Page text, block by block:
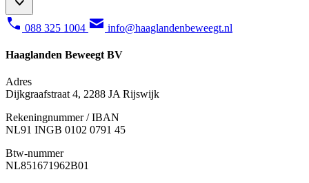
088 325 1004 info@haaglandenbeweegt.nl
Haaglanden Beweegt BV
Adres
Dijkgraafstraat 4, 2288 JA Rijswijk
Rekeningnummer / IBAN
NL91 INGB 0102 0791 45
Btw-nummer
NL851671962B01